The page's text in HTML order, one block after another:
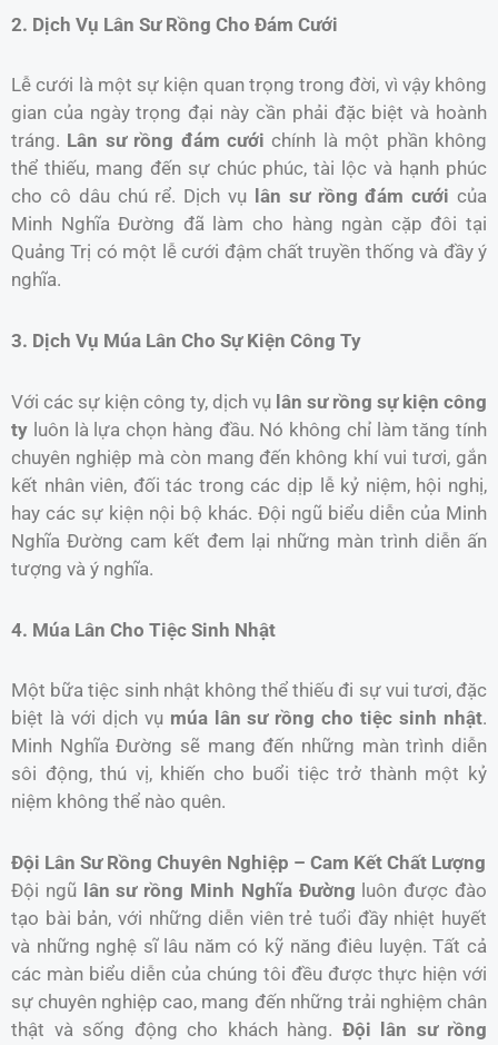
2. Dịch Vụ Lân Sư Rồng Cho Đám Cưới
Lễ cưới là một sự kiện quan trọng trong đời, vì vậy không
gian của ngày trọng đại này cần phải đặc biệt và hoành
tráng. Lân sư rồng đám cưới chính là một phần không
thể thiếu, mang đến sự chúc phúc, tài lộc và hạnh phúc
cho cô dâu chú rể. Dịch vụ lân sư rồng đám cưới của
Minh Nghĩa Đường đã làm cho hàng ngàn cặp đôi tại
Quảng Trị có một lễ cưới đậm chất truyền thống và đầy ý
nghĩa.
3. Dịch Vụ Múa Lân Cho Sự Kiện Công Ty
Với các sự kiện công ty, dịch vụ lân sư rồng sự kiện công
ty luôn là lựa chọn hàng đầu. Nó không chỉ làm tăng tính
chuyên nghiệp mà còn mang đến không khí vui tươi, gắn
kết nhân viên, đối tác trong các dịp lễ kỷ niệm, hội nghị,
hay các sự kiện nội bộ khác. Đội ngũ biểu diễn của Minh
Nghĩa Đường cam kết đem lại những màn trình diễn ấn
tượng và ý nghĩa.
4. Múa Lân Cho Tiệc Sinh Nhật
Một bữa tiệc sinh nhật không thể thiếu đi sự vui tươi, đặc
biệt là với dịch vụ múa lân sư rồng cho tiệc sinh nhật.
Minh Nghĩa Đường sẽ mang đến những màn trình diễn
sôi động, thú vị, khiến cho buổi tiệc trở thành một kỷ
niệm không thể nào quên.
Đội Lân Sư Rồng Chuyên Nghiệp – Cam Kết Chất Lượng
Đội ngũ lân sư rồng Minh Nghĩa Đường luôn được đào
tạo bài bản, với những diễn viên trẻ tuổi đầy nhiệt huyết
và những nghệ sĩ lâu năm có kỹ năng điêu luyện. Tất cả
các màn biểu diễn của chúng tôi đều được thực hiện với
sự chuyên nghiệp cao, mang đến những trải nghiệm chân
thật và sống động cho khách hàng. Đội lân sư rồng